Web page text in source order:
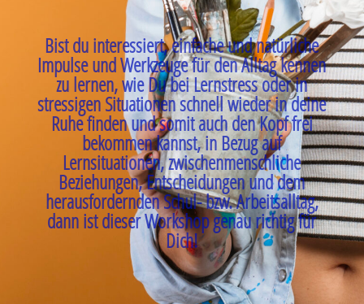
Bist du interessiert, einfache und natürliche
Impulse und Werkzeuge für den Alltag kennen
zu lernen, wie Du bei Lernstress oder in
stressigen Situationen schnell wieder in deine
Ruhe finden und somit auch den Kopf frei
bekommen kannst, in Bezug auf
Lernsituationen, zwischenmenschliche
Beziehungen, Entscheidungen und dem
herausfordernden Schul- bzw. Arbeitsalltag,
dann ist dieser Workshop genau richtig für
Dich!